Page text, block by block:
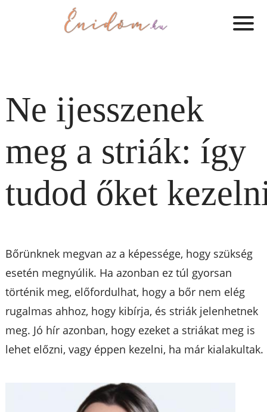
Ne ijesszenek
meg a striák: így
tudod őket
Bőrünknek megvan az a képessége, hogy szükség
esetén megnyúlik. Ha azonban ez túl gyorsan
történik meg, előfordulhat, hogy a bőr nem elég
rugalmas ahhoz, hogy kibírja, és striák jelenhetnek
meg. Jó hír azonban, hogy ezeket a striákat meg is
lehet előzni, vagy éppen kezelni, ha már kialakultak.